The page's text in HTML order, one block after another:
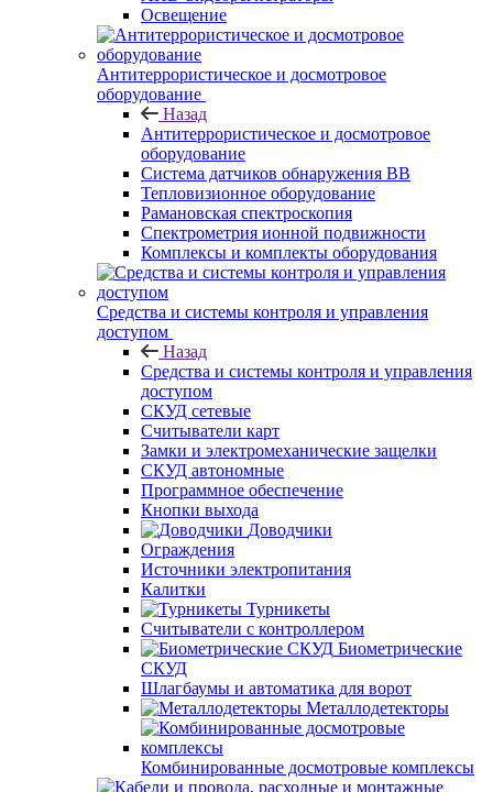
Освещение
Антитеррористическое и досмотровое
оборудование
Назад
Антитеррористическое и досмотровое
оборудование
Cистема датчиков обнаружения ВВ
Тепловизионное оборудование
Рамановская спектроскопия
Спектрометрия ионной подвижности
Комплексы и комплекты оборудования
Средства и системы контроля и управления
доступом
Назад
Средства и системы контроля и управления
доступом
СКУД сетевые
Считыватели карт
Замки и электромеханические защелки
СКУД автономные
Программное обеспечение
Кнопки выхода
Доводчики
Ограждения
Источники электропитания
Калитки
Турникеты
Считыватели с контроллером
Биометрические
СКУД
Шлагбаумы и автоматика для ворот
Металлодетекторы
Комбинированные досмотровые комплексы